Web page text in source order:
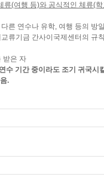
(여행 등)와 공식적인 체류(
른 연수나 유학, 여행 등의 방
기금 간사이국제센터의 규
받은 자
수 기간 중이라도 조기 귀국시
.